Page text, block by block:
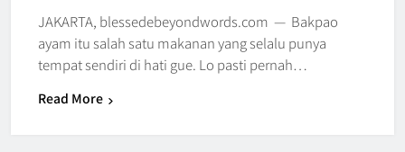
JAKARTA, blessedebeyondwords.com — Bakpao
ayam itu salah satu makanan yang selalu punya
tempat sendiri di hati gue. Lo pasti pernah…
Read More